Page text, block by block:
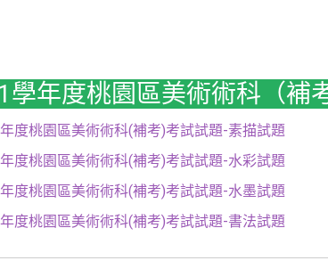
學年度桃園區美術術科（補
度桃園區美術術科(補考)考試試題-素描試題
度桃園區美術術科(補考)考試試題-水彩試題
度桃園區美術術科(補考)考試試題-水墨試題
度桃園區美術術科(補考)考試試題-書法試題